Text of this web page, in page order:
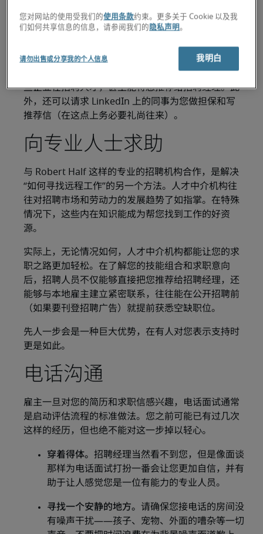
寻找远程工作的方法。
寻找您的最佳机会
让其他人知道您正在寻找新工作。他们可能知道有哪
些企业在招聘人才，甚至能将您推荐给招聘经理。此
外，还可以请求 LinkedIn 上的同事为您做担保和写
推荐信（在这点上务必要礼尚往来）。
向专业人士求助
与 Robert Half 这样的专业的招聘机构合作，是解决
“如何寻找远程工作”的另一个方法。人才中介机构往
往对招聘市场和劳动力的发展趋势了如指掌。在特殊
情况下，这些内在知识能成为帮您找到工作的好资
源。
实际上，无论情况如何，人才中介机构都能让您的求
职之路更加轻松。在了解您的技能组合和求职意向
后，招聘人员不仅能够直接把您推荐给招聘经理，还
能够与本地雇主建立紧密联系，往往能在公开招聘前
（如果要刊登招聘广告）就提前获悉空缺职位。
先人一步会是一种巨大优势，在有人对您表示支持时
更是如此。
电话沟通
雇主一旦对您的简历和求职信感兴趣，电话面试通常
是启动评估流程的标准做法。您之前可能已有过几次
这样的经历，但也绝不能对这一步掉以轻心。
穿着得体。
招聘经理当然看不到您，但是像面谈
那样为电话面试打扮一番会让您更加自信，并有
助于让人感觉您是一位有能力的专业人员。
寻找一个安静的地方。
请确保您接电话的房间没
有噪声干扰——孩子、宠物、外面的嘈杂等一切
您对网站的使用受我们的使用条款约束。更多关于 Cookie 以及我
们如何共享信息的信息，请参阅我们的 隐私声明。
请勿出售或分享我的个人信息 我明白